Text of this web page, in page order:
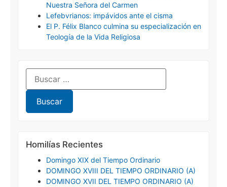
Nuestra Señora del Carmen
Lefebvrianos: impávidos ante el cisma
El P. Félix Blanco culmina su especialización en
Teología de la Vida Religiosa
Homilías Recientes
Domingo XIX del Tiempo Ordinario
DOMINGO XVIII DEL TIEMPO ORDINARIO (A)
DOMINGO XVII DEL TIEMPO ORDINARIO (A)